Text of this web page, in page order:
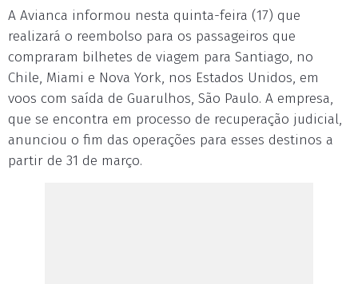
A Avianca informou nesta quinta-feira (17) que
realizará o reembolso para os passageiros que
compraram bilhetes de viagem para Santiago, no
Chile, Miami e Nova York, nos Estados Unidos, em
voos com saída de Guarulhos, São Paulo. A empresa,
que se encontra em processo de recuperação judicial,
anunciou o fim das operações para esses destinos a
partir de 31 de março.